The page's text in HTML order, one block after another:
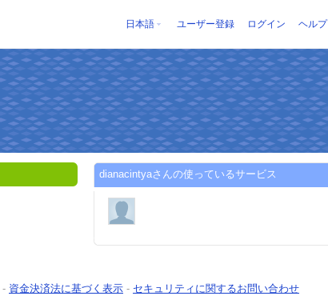
日本語 ユーザー登録 ログイン ヘルプ
dianacintyaさんの使っているサービス
- 資金決済法に基づく表示 - セキュリティに関するお問い合わせ